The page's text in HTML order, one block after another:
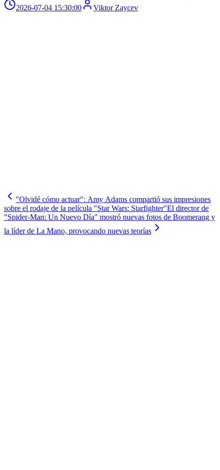
2026-07-04 15:30:00
Viktor Zaycev
"Olvidé cómo actuar": Amy Adams compartió sus impresiones
sobre el rodaje de la película "Star Wars: Starfighter"El director de
"Spider-Man: Un Nuevo Día" mostró nuevas fotos de Boomerang y
la líder de La Mano, provocando nuevas teorías